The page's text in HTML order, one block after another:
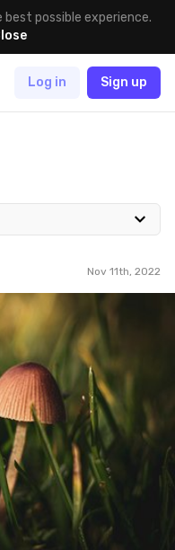
possible experience.
Log in Sign up
Nov 11th, 2022